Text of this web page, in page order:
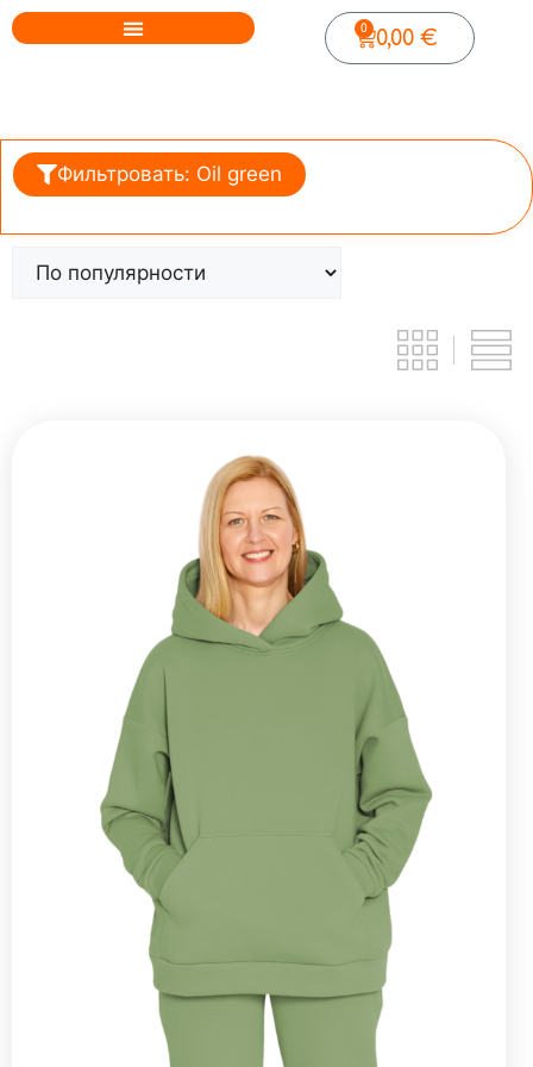
0,00€
0
Фильтровать: Oil green